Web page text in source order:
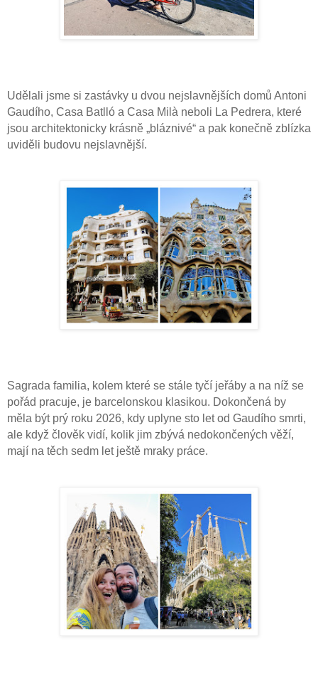
Udělali jsme si zastávky u dvou nejslavnějších domů Antoni
Gaudího, Casa Batlló a Casa Milà neboli La Pedrera, které
jsou architektonicky krásně „bláznivé“ a pak konečně zblízka
uviděli budovu nejslavnější.
Sagrada familia, kolem které se stále tyčí jeřáby a na níž se
pořád pracuje, je barcelonskou klasikou. Dokončená by
měla být prý roku 2026, kdy uplyne sto let od Gaudího smrti,
ale když člověk vidí, kolik jim zbývá nedokončených věží,
mají na těch sedm let ještě mraky práce.